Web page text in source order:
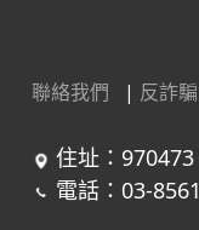
聯絡我們 | 反詐
住址：
電話：03-